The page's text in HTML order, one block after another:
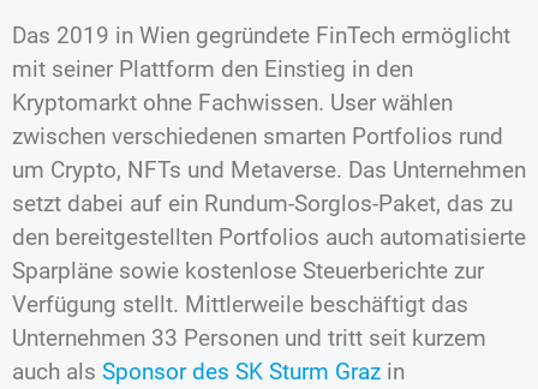
Das 2019 in Wien gegründete FinTech ermöglicht
mit seiner Plattform den Einstieg in den
Kryptomarkt ohne Fachwissen. User wählen
zwischen verschiedenen smarten Portfolios rund
um Crypto, NFTs und Metaverse. Das Unternehmen
setzt dabei auf ein Rundum-Sorglos-Paket, das zu
den bereitgestellten Portfolios auch automatisierte
Sparpläne sowie kostenlose Steuerberichte zur
Verfügung stellt. Mittlerweile beschäftigt das
Unternehmen 33 Personen und tritt seit kurzem
auch als Sponsor des SK Sturm Graz in